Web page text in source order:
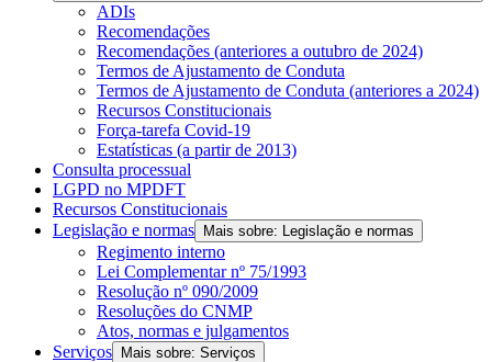
ADIs
Recomendações
Recomendações (anteriores a outubro de 2024)
Termos de Ajustamento de Conduta
Termos de Ajustamento de Conduta (anteriores a 2024)
Recursos Constitucionais
Força-tarefa Covid-19
Estatísticas (a partir de 2013)
Consulta processual
LGPD no MPDFT
Recursos Constitucionais
Legislação e normas
Mais sobre: Legislação e normas
Regimento interno
Lei Complementar nº 75/1993
Resolução nº 090/2009
Resoluções do CNMP
Atos, normas e julgamentos
Serviços
Mais sobre: Serviços